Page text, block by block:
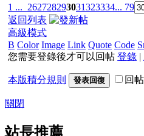
1 ... 262728293031323334... 79
返回列表
高級模式
B Color Image Link Quote Code
您需要登錄後才可以回帖 登錄 |
本版積分規則 發表回復 回
關閉
站長推薦